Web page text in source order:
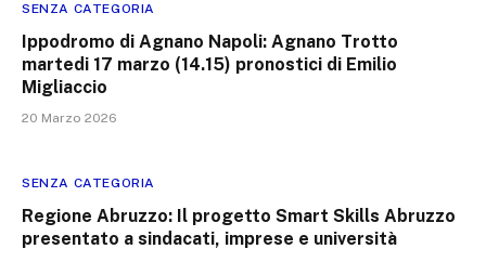
SENZA CATEGORIA
Ippodromo di Agnano Napoli: Agnano Trotto
martedi 17 marzo (14.15) pronostici di Emilio
Migliaccio
20 Marzo 2026
SENZA CATEGORIA
Regione Abruzzo: Il progetto Smart Skills Abruzzo
presentato a sindacati, imprese e università